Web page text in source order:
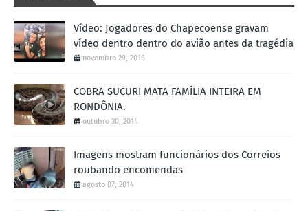
Vídeo: Jogadores do Chapecoense gravam
vídeo dentro dentro do avião antes da tragédia
novembro 29, 2016
COBRA SUCURI MATA FAMÍLIA INTEIRA EM
RONDÔNIA.
outubro 30, 2014
Imagens mostram funcionários dos Correios
roubando encomendas
agosto 07, 2014